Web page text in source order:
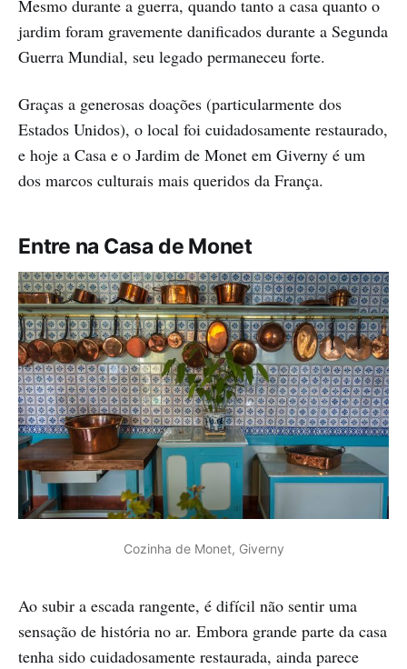
Mesmo durante a guerra, quando tanto a casa quanto o
jardim foram gravemente danificados durante a Segunda
Guerra Mundial, seu legado permaneceu forte.
Graças a generosas doações (particularmente dos
Estados Unidos), o local foi cuidadosamente restaurado,
e hoje a Casa e o Jardim de Monet em Giverny é um
dos marcos culturais mais queridos da França.
Entre na Casa de Monet
Cozinha de Monet, Giverny
Ao subir a escada rangente, é difícil não sentir uma
sensação de história no ar. Embora grande parte da casa
tenha sido cuidadosamente restaurada, ainda parece